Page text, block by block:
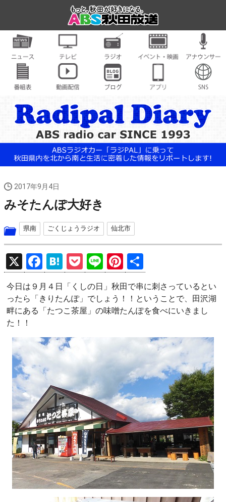
2017年9月4日
みそたんぽ大好き
県南 ごくじょうラジオ 仙北市
X
F
a
ce
b
o
k
H
at
e
n
P
o
ck
et
Li
n
e
Pi
nt
er
es
有
今日は９月４日「くしの日」秋田で串に刺さっているとい
ったら「きりたんぽ」でしょう！！ということで、田沢湖
畔にある「たつこ茶屋」の味噌たんぽを食べにいきまし
た！！